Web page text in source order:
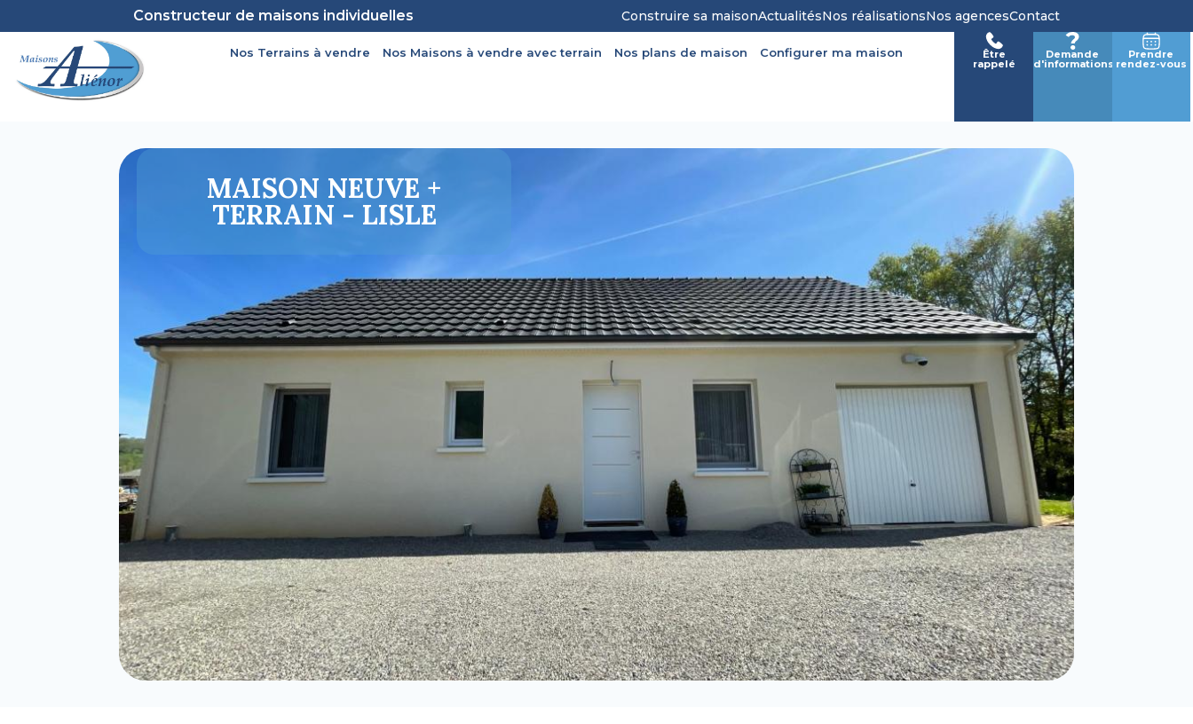
Constructeur de maisons individuelles Construire sa maisonActualitésNos réalisationsNos agencesContact
Nos Terrains à vendre Nos Maisons à vendre avec terrain Nos plans de maison Configurer ma maison Être
rappelé
Demande
d'informations
Prendre
rendez-vous
MAISON NEUVE +
TERRAIN - LISLE